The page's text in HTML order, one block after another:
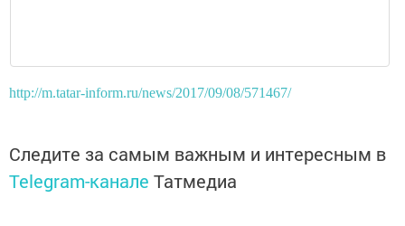
http://m.tatar-inform.ru/news/2017/09/08/571467/
Следите за самым важным и интересным в
Telegram-канале Татмедиа